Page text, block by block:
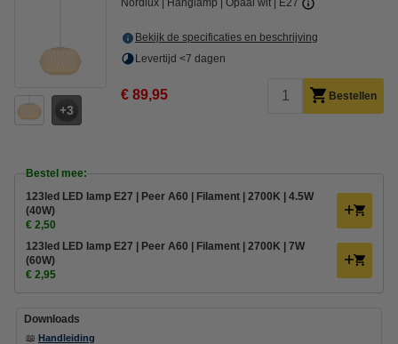
3
Nordlux Hanglamp Opaal wit E27
Bekijk de specificaties en beschrijving
Levertijd <7 dagen
€ 89,95 Bestellen
Bestel mee:
123led LED lamp E27 | Peer A60 | Filament | 2700K | 4.5W
(40W)
€ 2,50
123led LED lamp E27 | Peer A60 | Filament | 2700K | 7W
(60W)
€ 2,95
Downloads
📖 Handleiding